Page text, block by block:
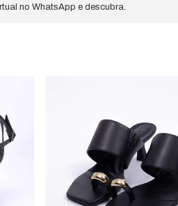
no WhatsApp e descubra.